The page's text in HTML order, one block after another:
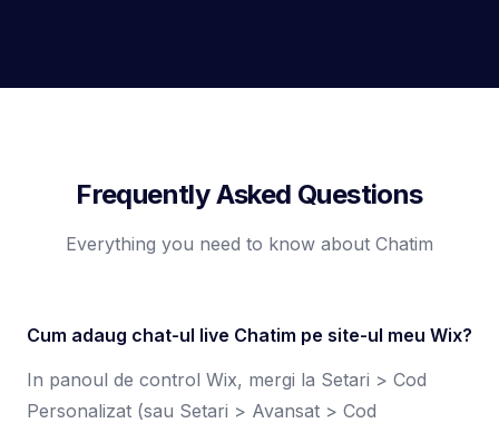
Frequently Asked Questions
Everything you need to know about Chatim
Cum adaug chat-ul live Chatim pe site-ul meu Wix?
In panoul de control Wix, mergi la Setari > Cod
Personalizat (sau Setari > Avansat > Cod